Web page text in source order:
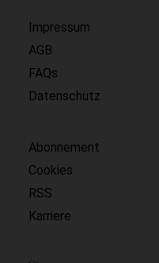
Impressum
AGB
FAQs
Datenschutz
Abonnement
Cookies
RSS
Karriere